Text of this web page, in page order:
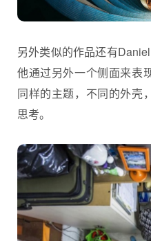
另外类似的作品还有
他通过另外一个侧面来表
同样的主题，不同的外壳
思考。